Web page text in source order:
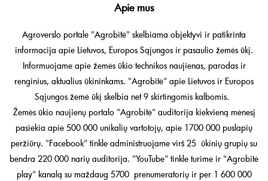
Apie mus
Agroverslo portale "Agrobitė" skelbiama objektyvi ir patikrinta
informacija apie Lietuvos, Europos Sąjungos ir pasaulio žemės ūkį.
Informuojame apie žemės ūkio technikos naujienas, parodas ir
renginius, aktualius ūkininkams. "Agrobitė" apie Lietuvos ir Europos
Sąjungos žemė ūkį skelbia net 9 skirtingomis kalbomis.
Žemės ūkio naujienų portalo "Agrobitė" auditorija kiekvieną mėnesį
pasiekia apie 500 000 unikalių vartotojų, apie 1700 000 puslapių
peržiūrų. "Facebook" tinkle administruojame virš 25 ūkinių grupių su
bendra 220 000 narių auditorija. "YouTube" tinkle turime ir "Agrobitė
play" kanalą su maždaug 5700 prenumeratorių ir per 1 600 000